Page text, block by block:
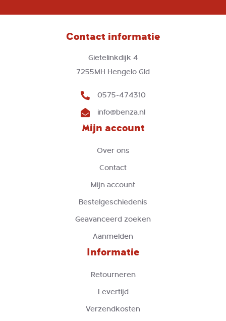
onze
Contact informatie
Gietelinkdijk 4
7255MH Hengelo Gld
0575-474310
info@benza.nl
Mijn account
Over ons
Contact
Mijn account
Bestelgeschiedenis
Geavanceerd zoeken
Aanmelden
Informatie
Retourneren
Levertijd
Verzendkosten